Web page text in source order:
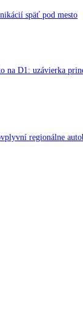
späť pod mesto
na D1: uzávierka
regionálne